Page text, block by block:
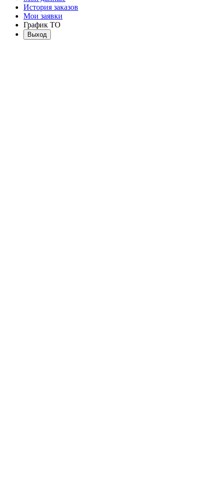
История заказов
Мои заявки
График ТО
Выход